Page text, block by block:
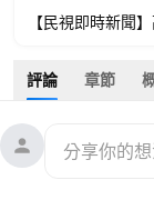
【民視即時新聞
區街頭進行毒品
捕五名嫌犯。
看新聞：
評論 章節